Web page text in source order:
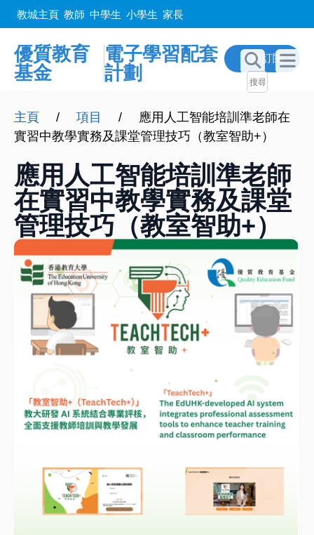
教城主頁 教師 中學生 小學生 家長
優質教育
基金
電子學習配套
計劃
立即訂閲
主頁 / 項目 /
應用人工智能培訓準老師在
實習中教學實務及課堂管理技巧（教室智助+）
應用人工智能培訓準老師
在實習中教學實務及課堂
管理技巧（教室智助+）